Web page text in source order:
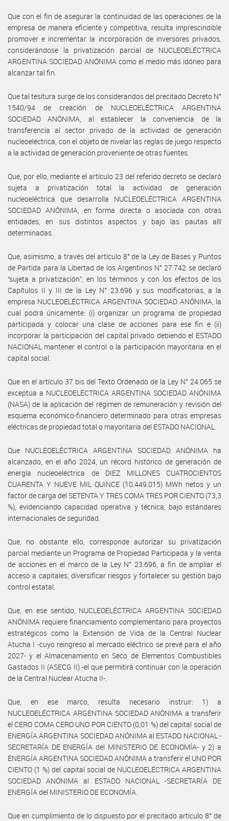
Que con el fin de asegurar la continuidad de las operaciones de la
empresa de manera eficiente y competitiva, resulta imprescindible
promover e incrementar la incorporación de inversores privados,
considerándose la privatización parcial de NUCLEOELÉCTRICA
ARGENTINA SOCIEDAD ANÓNIMA como el medio más idóneo para
alcanzar tal fin.
Que tal tesitura surge de los considerandos del precitado Decreto N°
1540/94 de creación de NUCLEOELÉCTRICA ARGENTINA
SOCIEDAD ANÓNIMA, al establecer la conveniencia de la
transferencia al sector privado de la actividad de generación
nucleoeléctrica, con el objeto de nivelar las reglas de juego respecto
a la actividad de generación proveniente de otras fuentes.
Que, por ello, mediante el artículo 23 del referido decreto se declaró
sujeta a privatización total la actividad de generación
nucleoeléctrica que desarrolla NUCLEOELÉCTRICA ARGENTINA
SOCIEDAD ANÓNIMA, en forma directa o asociada con otras
entidades, en sus distintos aspectos y bajo las pautas allí
determinadas.
Que, asimismo, a través del artículo 8° de la Ley de Bases y Puntos
de Partida para la Libertad de los Argentinos N° 27.742 se declaró
“sujeta a privatización”, en los términos y con los efectos de los
Capítulos II y III de la Ley N° 23.696 y sus modificatorias, a la
empresa NUCLEOELÉCTRICA ARGENTINA SOCIEDAD ANÓNIMA, la
cual podrá únicamente: (i) organizar un programa de propiedad
participada y colocar una clase de acciones para ese fin e (ii)
incorporar la participación del capital privado debiendo el ESTADO
NACIONAL mantener el control o la participación mayoritaria en el
capital social.
Que en el artículo 37 bis del Texto Ordenado de la Ley N° 24.065 se
exceptúa a NUCLEOELÉCTRICA ARGENTINA SOCIEDAD ANÓNIMA
(NASA) de la aplicación del régimen de remuneración y revisión del
esquema económico-financiero determinado para otras empresas
eléctricas de propiedad total o mayoritaria del ESTADO NACIONAL.
Que NUCLEOELÉCTRICA ARGENTINA SOCIEDAD ANÓNIMA ha
alcanzado, en el año 2024, un récord histórico de generación de
energía nucleoeléctrica de DIEZ MILLONES CUATROCIENTOS
CUARENTA Y NUEVE MIL QUINCE (10.449.015) MWh netos y un
factor de carga del SETENTA Y TRES COMA TRES POR CIENTO (73,3
%), evidenciando capacidad operativa y técnica, bajo estándares
internacionales de seguridad.
Que, no obstante ello, corresponde autorizar su privatización
parcial mediante un Programa de Propiedad Participada y la venta
de acciones en el marco de la Ley N° 23.696, a fin de ampliar el
acceso a capitales, diversificar riesgos y fortalecer su gestión bajo
control estatal.
Que, en ese sentido, NUCLEOELÉCTRICA ARGENTINA SOCIEDAD
ANÓNIMA requiere financiamiento complementario para proyectos
estratégicos como la Extensión de Vida de la Central Nuclear
Atucha I -cuyo reingreso al mercado eléctrico se prevé para el año
2027- y el Almacenamiento en Seco de Elementos Combustibles
Gastados II (ASECG II) -el que permitirá continuar con la operación
de la Central Nuclear Atucha II-.
Que, en ese marco, resulta necesario instruir: 1) a
NUCLEOELÉCTRICA ARGENTINA SOCIEDAD ANÓNIMA a transferir
el CERO COMA CERO UNO POR CIENTO (0,01 %) del capital social de
ENERGÍA ARGENTINA SOCIEDAD ANÓNIMA al ESTADO NACIONAL -
SECRETARÍA DE ENERGÍA del MINISTERIO DE ECONOMÍA- y 2) a
ENERGÍA ARGENTINA SOCIEDAD ANÓNIMA a transferir el UNO POR
CIENTO (1 %) del capital social de NUCLEOELÉCTRICA ARGENTINA
SOCIEDAD ANÓNIMA al ESTADO NACIONAL -SECRETARÍA DE
ENERGÍA del MINISTERIO DE ECONOMÍA.
Que en cumplimiento de lo dispuesto por el precitado artículo 8° de